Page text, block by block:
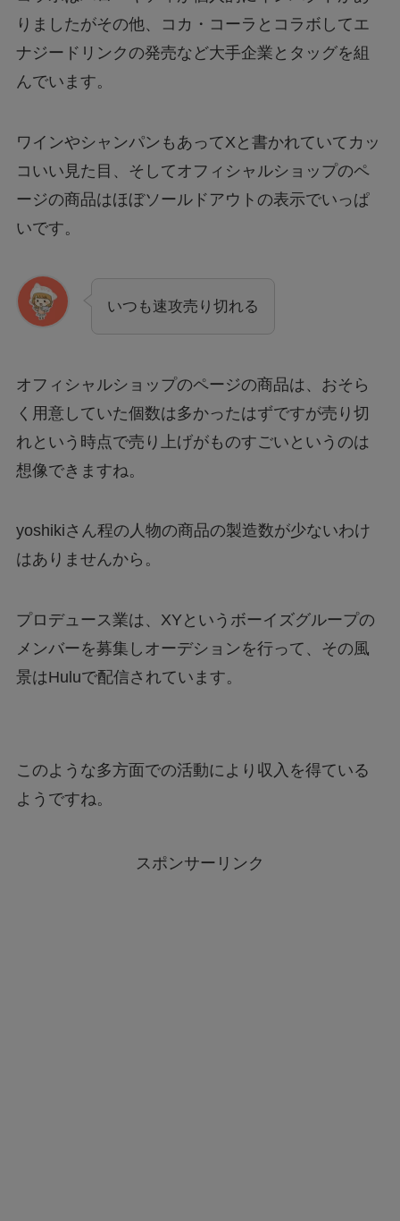
りましたがその他、コカ・コーラとコラボしてエ
ナジードリンクの発売など大手企業とタッグを組
んでいます。
ワインやシャンパンもあってXと書かれていてカッ
コいい見た目、そしてオフィシャルショップのペ
ージの商品はほぼソールドアウトの表示でいっぱ
いです。
いつも速攻売り切れる
オフィシャルショップのページの商品は、おそら
く用意していた個数は多かったはずですが売り切
れという時点で売り上げがものすごいというのは
想像できますね。
yoshikiさん程の人物の商品の製造数が少ないわけ
はありませんから。
プロデュース業は、XYというボーイズグループの
メンバーを募集しオーデションを行って、その風
景はHuluで配信されています。
このような多方面での活動により収入を得ている
ようですね。
スポンサーリンク